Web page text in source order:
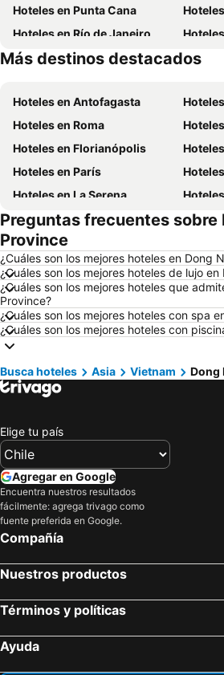
Hoteles en Punta Cana
Hoteles en Río de Janeiro
Hoteles en Curazao
Hoteles
Más destinos destacados
Hoteles en Antofagasta
Hoteles en Roma
Hoteles en Florianópolis
Hoteles en París
Hoteles en La Serena
Hoteles
Hoteles en Miami Beach
Hoteles en Temuco
Hoteles en Las Vegas
Hoteles en Búzios
Hoteles en Aruba
Hoteles en República Dominicana
Hoteles en Chile
Hoteles en Isla Djerba
Hoteles en Puerto Plata
Hoteles en Puerto Rico
Hoteles en Provincia de San Antonio
Hoteles en Isla de Skiathos
Preguntas frecuentes sobre
Province
¿Cuáles son los mejores hoteles en Dong
¿Cuáles son los mejores hoteles de lujo
¿Cuáles son los mejores hoteles que
Province?
¿Cuáles son los mejores hoteles con spa
¿Cuáles son los mejores hoteles con
Busca hoteles Asia Vietnam Dong
Elige tu país
Agregar en Google
Encuentra nuestros resultados
fácilmente: agrega trivago como
fuente preferida en Google.
Compañía
Nuestros productos
Términos y políticas
Ayuda